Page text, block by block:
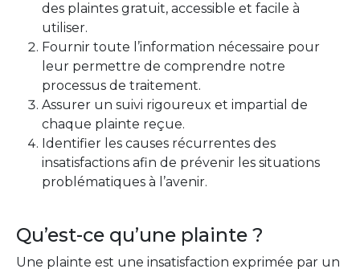
des plaintes gratuit, accessible et facile à
utiliser.
Fournir toute l’information nécessaire pour
leur permettre de comprendre notre
processus de traitement.
Assurer un suivi rigoureux et impartial de
chaque plainte reçue.
Identifier les causes récurrentes des
insatisfactions afin de prévenir les situations
problématiques à l’avenir.
Qu’est-ce qu’une plainte ?
Une plainte est une insatisfaction exprimée par un